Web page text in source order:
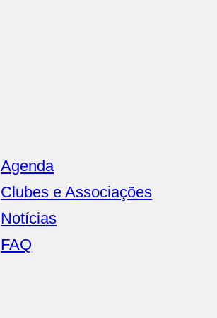
Agenda
Clubes e Associações
Notícias
FAQ